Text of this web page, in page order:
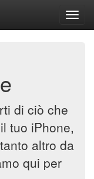
di ciò che
tuo iPhone,
altro da
qui per